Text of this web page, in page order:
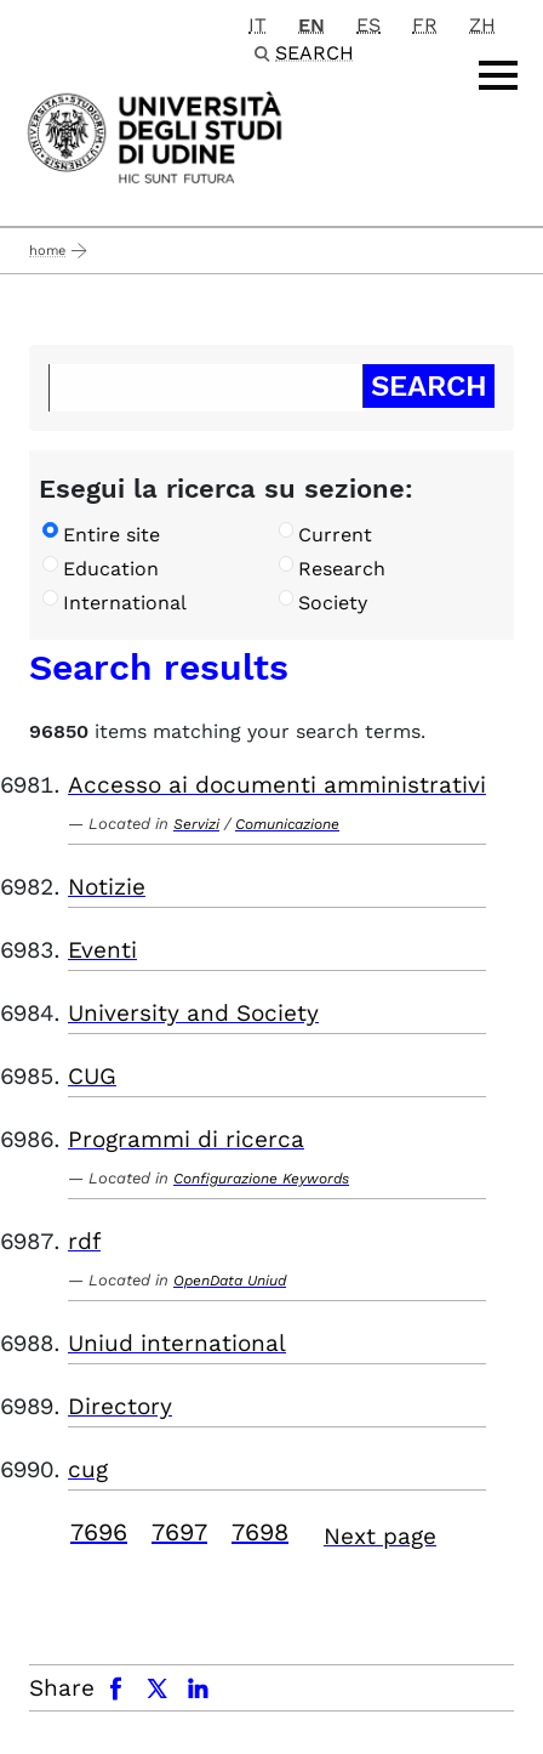
Passa al contenuto principale
IT EN ES FR
ZH
SEARCH
home
Esegui la ricerca su sezione:
Entire site
Current
Education
Research
International
Society
Search results
96850 items matching your search terms.
Accesso ai documenti amministrativi
Located in Servizi / Comunicazione
Notizie
Eventi
University and Society
CUG
Programmi di ricerca
Located in Configurazione Keywords
rdf
Located in OpenData Uniud
Uniud international
Directory
cug
7696 7697 7698 Next page
Share
facebook x.com linkedin